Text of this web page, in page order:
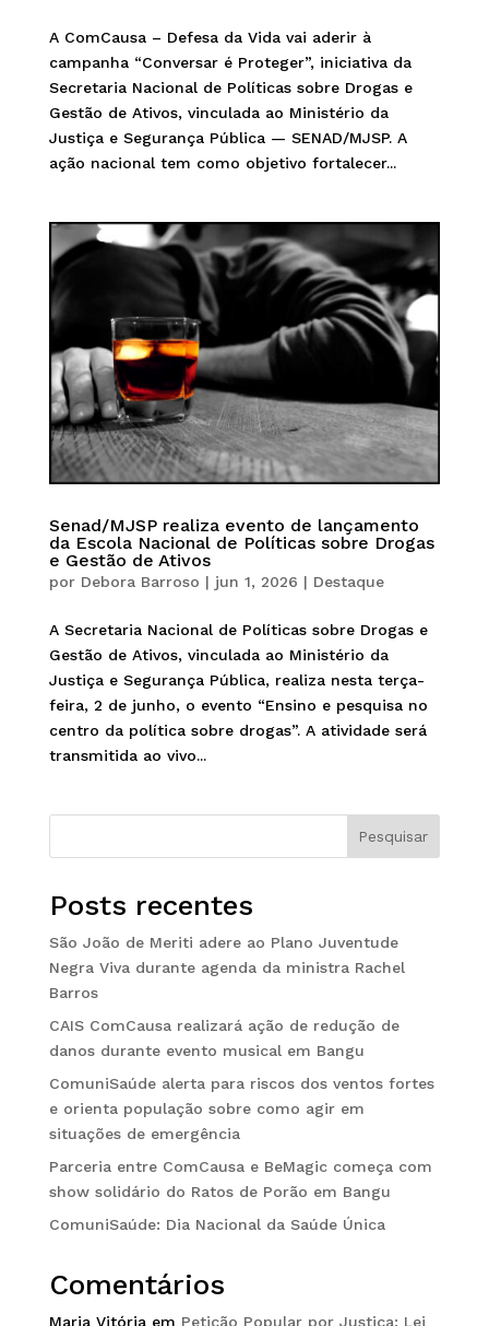
A ComCausa – Defesa da Vida vai aderir à
campanha “Conversar é Proteger”, iniciativa da
Secretaria Nacional de Políticas sobre Drogas e
Gestão de Ativos, vinculada ao Ministério da
Justiça e Segurança Pública — SENAD/MJSP. A
ação nacional tem como objetivo fortalecer...
Senad/MJSP realiza evento de lançamento
da Escola Nacional de Políticas sobre Drogas
e Gestão de Ativos
por Debora Barroso | jun 1, 2026 | Destaque
A Secretaria Nacional de Políticas sobre Drogas e
Gestão de Ativos, vinculada ao Ministério da
Justiça e Segurança Pública, realiza nesta terça-
feira, 2 de junho, o evento “Ensino e pesquisa no
centro da política sobre drogas”. A atividade será
transmitida ao vivo...
Pesquisar
Posts recentes
São João de Meriti adere ao Plano Juventude
Negra Viva durante agenda da ministra Rachel
Barros
CAIS ComCausa realizará ação de redução de
danos durante evento musical em Bangu
ComuniSaúde alerta para riscos dos ventos fortes
e orienta população sobre como agir em
situações de emergência
Parceria entre ComCausa e BeMagic começa com
show solidário do Ratos de Porão em Bangu
ComuniSaúde: Dia Nacional da Saúde Única
Comentários
Maria Vitóriaem Petição Popular por Justiça: Lei